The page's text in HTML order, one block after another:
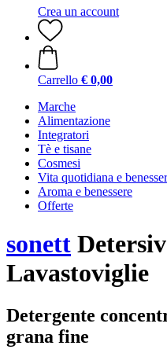
Crea un account
Carrello € 0,00
Marche
Alimentazione
Integratori
Tè e tisane
Cosmesi
Vita quotidiana e
Aroma e benessere
Offerte
sonett
Lavastoviglie
Detergente
grana fine